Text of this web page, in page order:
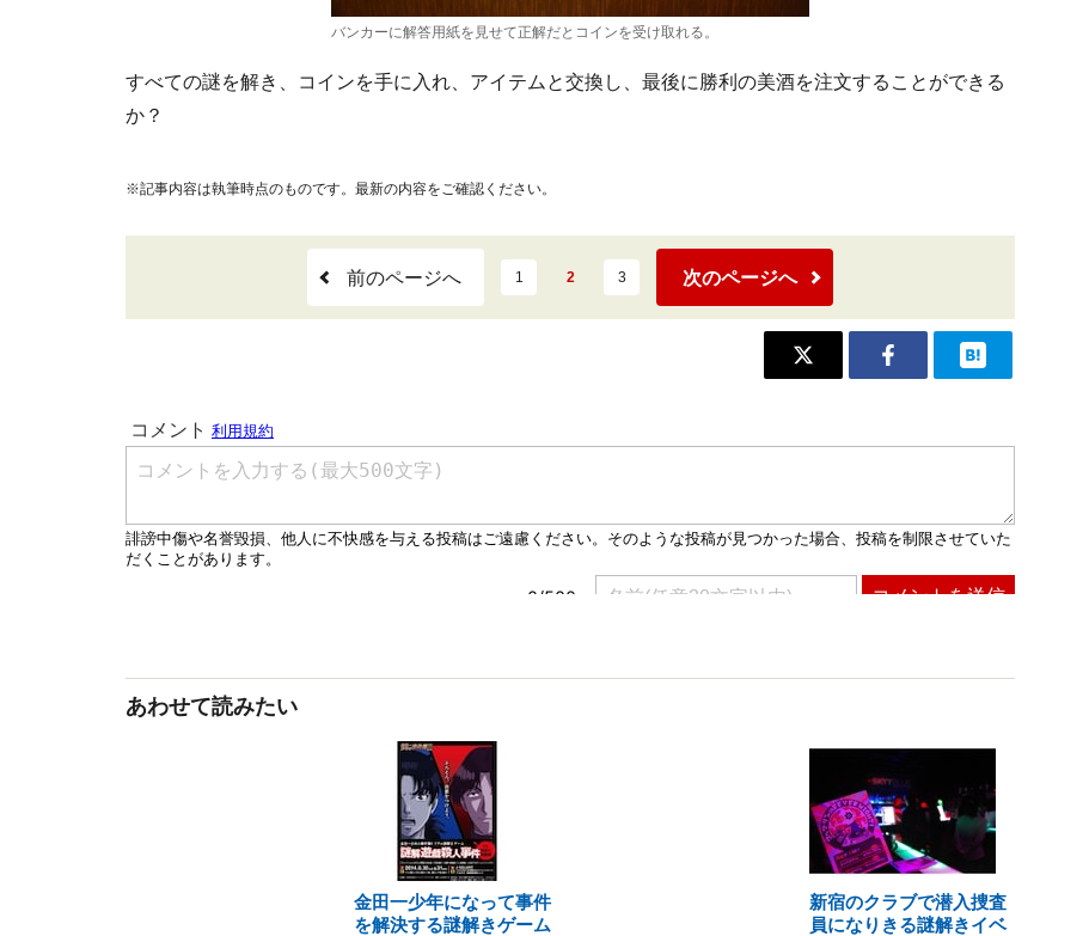
バンカーに解答用紙を見せて正解だとコインを受け取れる。
すべての謎を解き、コインを手に入れ、アイテムと交換し、最後に勝利の美酒を注文することができる
か？
※記事内容は執筆時点のものです。最新の内容をご確認ください。
前のページへ 1 2 3 次のページへ
あわせて読みたい
金田一少年になって事件
を解決する謎解きゲーム
新宿のクラブで潜入捜査
員になりきる謎解きイベ